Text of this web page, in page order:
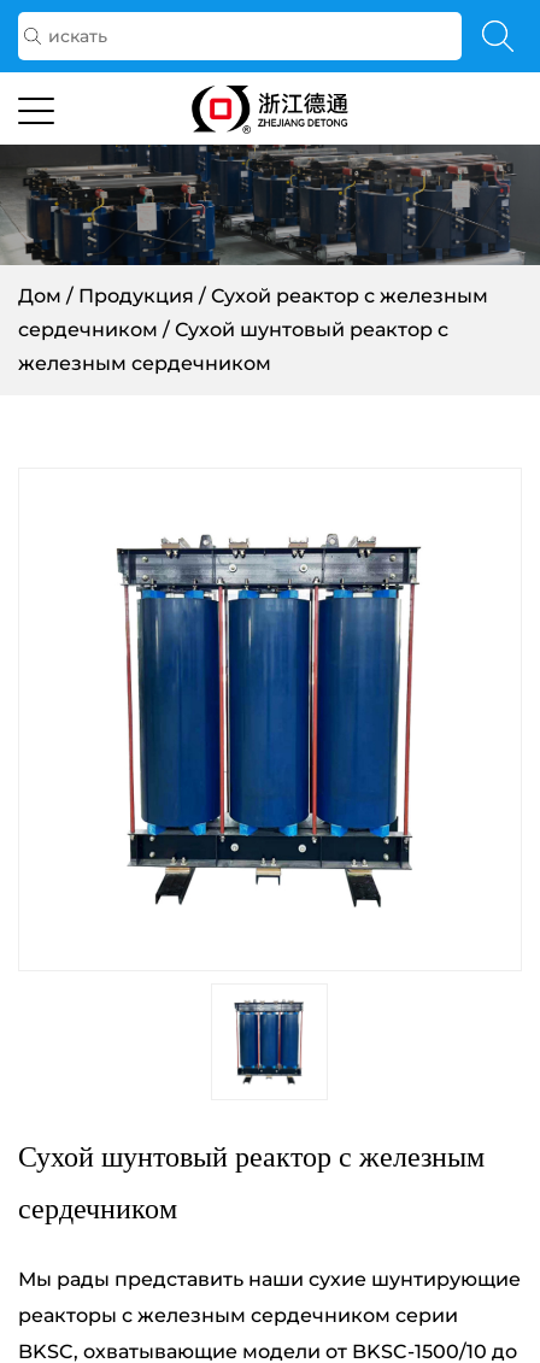
Дом / Продукция / Сухой реактор с железным
сердечником / Сухой шунтовый реактор с
железным сердечником
Сухой шунтовый реактор с железным
сердечником
Мы рады представить наши сухие шунтирующие
реакторы с железным сердечником серии
BKSC, охватывающие модели от BKSC-1500/10 до